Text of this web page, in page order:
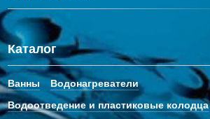
Каталог
Ванны
Водонагреватели
Водоотведение и пластиковые колодца